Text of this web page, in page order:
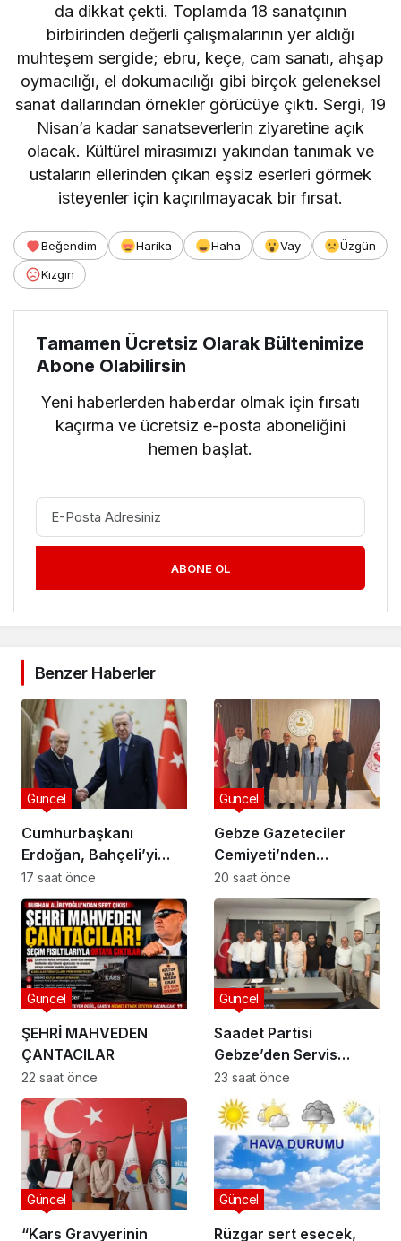
da dikkat çekti. Toplamda 18 sanatçının
birbirinden değerli çalışmalarının yer aldığı
muhteşem sergide; ebru, keçe, cam sanatı, ahşap
oymacılığı, el dokumacılığı gibi birçok geleneksel
sanat dallarından örnekler görücüye çıktı. Sergi, 19
Nisan’a kadar sanatseverlerin ziyaretine açık
olacak. Kültürel mirasımızı yakından tanımak ve
ustaların ellerinden çıkan eşsiz eserleri görmek
isteyenler için kaçırılmayacak bir fırsat.
Beğendim Harika Haha Vay
Üzgün
Kızgın
Tamamen Ücretsiz Olarak Bültenimize
Abone Olabilirsin
Yeni haberlerden haberdar olmak için fırsatı
kaçırma ve ücretsiz e-posta aboneliğini
hemen başlat.
ABONE OL
Benzer Haberler
Cumhurbaşkanı
Erdoğan, Bahçeli’yi
Külliye’de kabul etti
Güncel
17 saat önce
Gebze Gazeteciler
Cemiyeti’nden
Kaymakam Özyiğit’e
Ziyaret
Güncel
20 saat önce
ŞEHRİ MAHVEDEN
ÇANTACILAR
Güncel
22 saat önce
Saadet Partisi
Gebze’den Servis
Esnafına Destek
Ziyareti: “Sektörde
Adalet Sağlanmalı”
Güncel
23 saat önce
“Kars Gravyerinin
Güncel
Rüzgar sert esecek,
Güncel